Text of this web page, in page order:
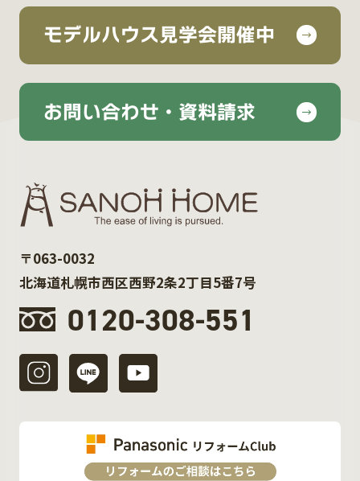
モデルハウス見学会開催中
お問い合わせ・資料請求
〒063-0032
北海道札幌市西区西野2条2丁目5番7号
0120-308-551